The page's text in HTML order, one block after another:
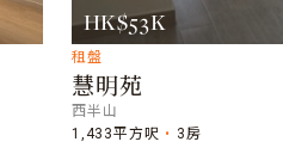
HK$53K
租盤
慧明苑
西半山
1,433平方呎
3房